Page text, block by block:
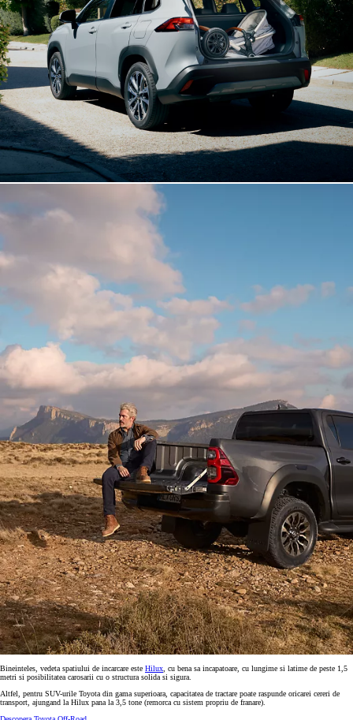
Bineinteles, vedeta spatiului de incarcare este Hilux , cu bena sa incapatoare, cu lungime si latime de peste 1,5
metri si posibilitatea carosarii cu o structura solida si sigura.
Altfel, pentru SUV-urile Toyota din gama superioara, capacitatea de tractare poate raspunde oricarei cereri de
transport, ajungand la Hilux pana la 3,5 tone (remorca cu sistem propriu de franare).